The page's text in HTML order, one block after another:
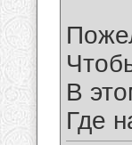
В
Где